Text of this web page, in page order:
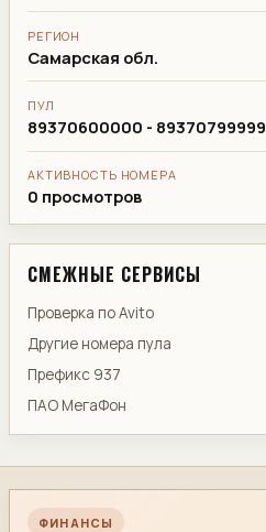
РЕГИОН
Самарская обл.
ПУЛ
89370600000 - 89370799999
АКТИВНОСТЬ НОМЕРА
0 просмотров
СМЕЖНЫЕ СЕРВИСЫ
Проверка по Avito
Другие номера пула
Префикс 937
ПАО МегаФон
ФИНАНСЫ